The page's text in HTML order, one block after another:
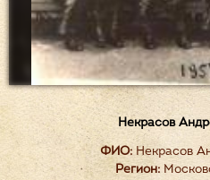
Некрасов
ФИО:Некрасов
Регион: